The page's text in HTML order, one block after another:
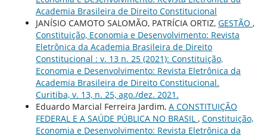
Academia Brasileira de Direito Constitucional
JANÍSIO CAMOTO SALOMÃO, PATRÍCIA ORTIZ, GESTÃO ,
Constituição, Economia e Desenvolvimento: Revista
Eletrônica da Academia Brasileira de Direito
Constitucional : v. 13 n. 25 (2021): Constituição,
Economia e Desenvolvimento: Revista Eletrônica da
Academia Brasileira de Direito Constitucional.
Curitiba, v. 13, n. 25, ago./dez. 2021.
Eduardo Marcial Ferreira Jardim, A CONSTITUIÇÃO
FEDERAL E A SAÚDE PÚBLICA NO BRASIL , Constituição,
Economia e Desenvolvimento: Revista Eletrônica da